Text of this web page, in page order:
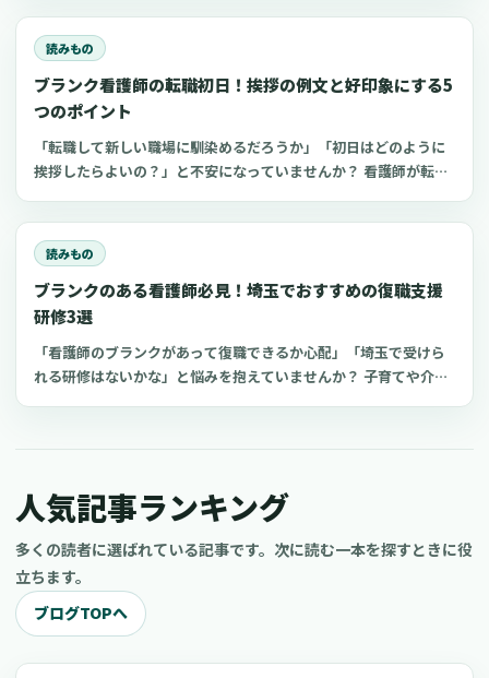
道府県に約1,400店舗ある「しまむら」で手に入れられるアイテ
ムを中心に、老人ホームに入所した利用者さんと介護職にとって
快適な部屋着のポイントをご紹介します。
読みもの
ブランク看護師の転職初日！挨拶の例文と好印象にする5
つのポイント
「転職して新しい職場に馴染めるだろうか」「初日はどのように
挨拶したらよいの？」と不安になっていませんか？ 看護師が転職
ントを知ってしっかりと準備しておけば、他のスタッフによい印
象を与えられます。 今回は、看護師の転職初日に向けて準備して
おくことや挨拶のポイントをご紹介します。
読みもの
ブランクのある看護師必見！埼玉でおすすめの復職支援
研修3選
「看護師のブランクがあって復職できるか心配」「埼玉で受けら
れる研修はないかな」と悩みを抱えていませんか？ 子育てや介護
潜在看護師の復職支援に力を入れています。復職支援研修を活用
今回は、埼玉でおすすめの看護師向け復職支援研修をご紹介しま
す。
人気記事ランキング
多くの読者に選ばれている記事です。次に読む一本を探すときに役
立ちます。
ブログTOPへ